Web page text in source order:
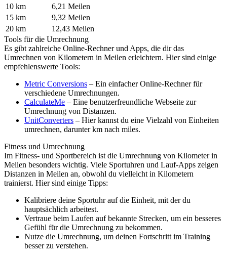
10 km
6,21 Meilen
15 km
9,32 Meilen
20 km
12,43 Meilen
Tools für die Umrechnung
Es gibt zahlreiche Online-Rechner und Apps, die dir das
Umrechnen von Kilometern in Meilen erleichtern. Hier sind einige
empfehlenswerte Tools:
Metric Conversions – Ein einfacher Online-Rechner für
verschiedene Umrechnungen.
CalculateMe – Eine benutzerfreundliche Webseite zur
Umrechnung von Distanzen.
UnitConverters – Hier kannst du eine Vielzahl von Einheiten
umrechnen, darunter km nach miles.
Fitness und Umrechnung
Im Fitness- und Sportbereich ist die Umrechnung von Kilometer in
Meilen besonders wichtig. Viele Sportuhren und Lauf-Apps zeigen
Distanzen in Meilen an, obwohl du vielleicht in Kilometern
trainierst. Hier sind einige Tipps:
Kalibriere deine Sportuhr auf die Einheit, mit der du
hauptsächlich arbeitest.
Vertraue beim Laufen auf bekannte Strecken, um ein besseres
Gefühl für die Umrechnung zu bekommen.
Nutze die Umrechnung, um deinen Fortschritt im Training
besser zu verstehen.